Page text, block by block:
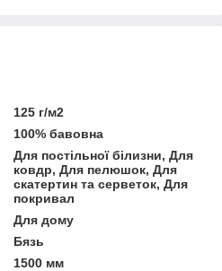
125 г/м2
100% бавовна
Для постільної білизни, Для
ковдр, Для пелюшок, Для
скатертин та серветок, Для
покривал
Для дому
Бязь
1500 мм